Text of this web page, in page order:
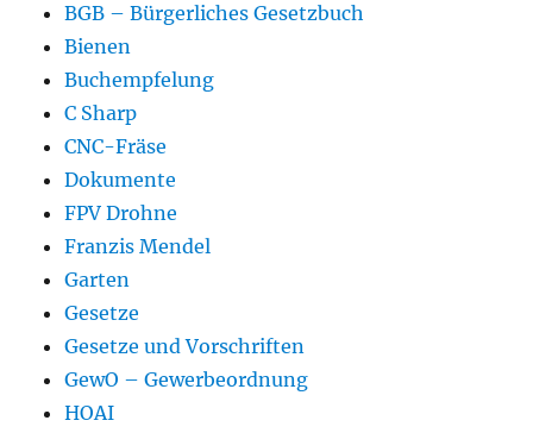
BGB – Bürgerliches Gesetzbuch
Bienen
Buchempfelung
C Sharp
CNC-Fräse
Dokumente
FPV Drohne
Franzis Mendel
Garten
Gesetze
Gesetze und Vorschriften
GewO – Gewerbeordnung
HOAI